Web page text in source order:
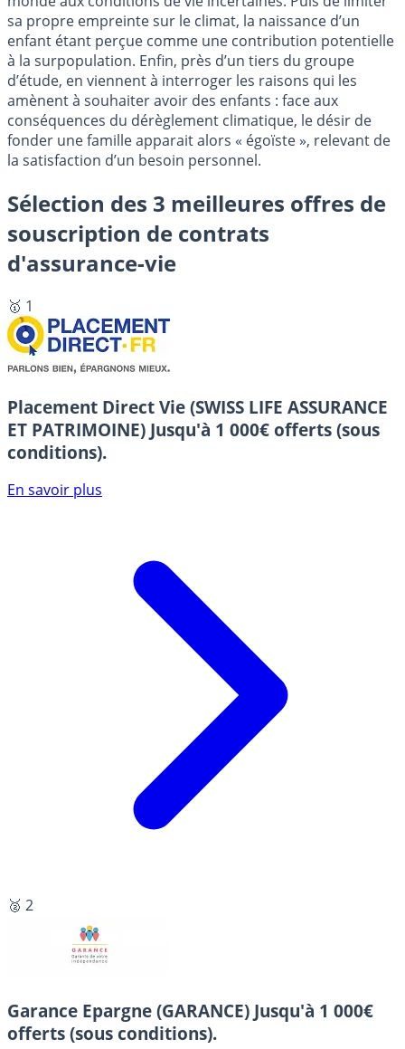
sa propre empreinte sur le climat, la naissance d’un
enfant étant perçue comme une contribution potentielle
à la surpopulation. Enfin, près d’un tiers du groupe
d’étude, en viennent à interroger les raisons qui les
amènent à souhaiter avoir des enfants : face aux
conséquences du dérèglement climatique, le désir de
fonder une famille apparait alors « égoïste », relevant de
la satisfaction d’un besoin personnel.
Sélection des 3 meilleures offres de
souscription de contrats
d'assurance-vie
🥇 1
Placement Direct Vie (SWISS LIFE ASSURANCE
ET PATRIMOINE) Jusqu'à 1 000€ offerts (sous
conditions).
En savoir plus
🥈 2
Garance Epargne (GARANCE) Jusqu'à 1 000€
offerts (sous conditions).